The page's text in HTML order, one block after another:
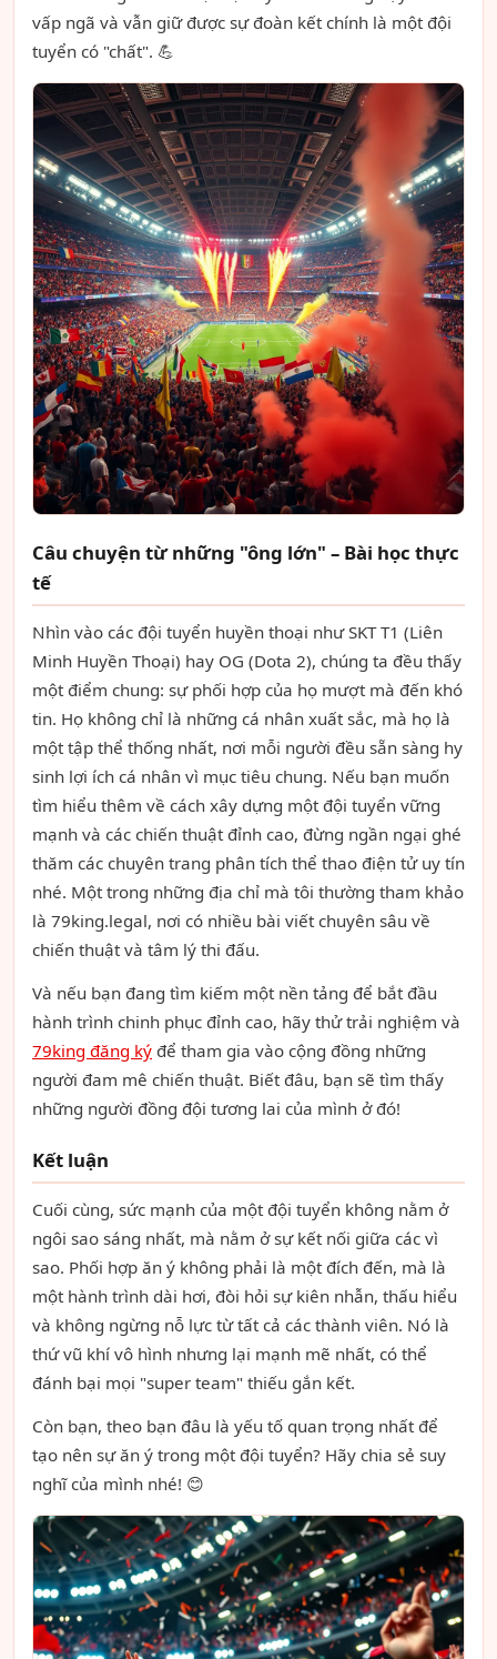
vấp ngã và vẫn giữ được sự đoàn kết chính là một đội
tuyển có "chất". 💪
Câu chuyện từ những "ông lớn" – Bài học thực
tế
Nhìn vào các đội tuyển huyền thoại như SKT T1 (Liên
Minh Huyền Thoại) hay OG (Dota 2), chúng ta đều thấy
một điểm chung: sự phối hợp của họ mượt mà đến khó
tin. Họ không chỉ là những cá nhân xuất sắc, mà họ là
một tập thể thống nhất, nơi mỗi người đều sẵn sàng hy
sinh lợi ích cá nhân vì mục tiêu chung. Nếu bạn muốn
tìm hiểu thêm về cách xây dựng một đội tuyển vững
mạnh và các chiến thuật đỉnh cao, đừng ngần ngại ghé
thăm các chuyên trang phân tích thể thao điện tử uy tín
nhé. Một trong những địa chỉ mà tôi thường tham khảo
là 79king.legal, nơi có nhiều bài viết chuyên sâu về
chiến thuật và tâm lý thi đấu.
Và nếu bạn đang tìm kiếm một nền tảng để bắt đầu
hành trình chinh phục đỉnh cao, hãy thử trải nghiệm và
79king đăng ký để tham gia vào cộng đồng những
người đam mê chiến thuật. Biết đâu, bạn sẽ tìm thấy
những người đồng đội tương lai của mình ở đó!
Kết luận
Cuối cùng, sức mạnh của một đội tuyển không nằm ở
ngôi sao sáng nhất, mà nằm ở sự kết nối giữa các vì
sao. Phối hợp ăn ý không phải là một đích đến, mà là
một hành trình dài hơi, đòi hỏi sự kiên nhẫn, thấu hiểu
và không ngừng nỗ lực từ tất cả các thành viên. Nó là
thứ vũ khí vô hình nhưng lại mạnh mẽ nhất, có thể
đánh bại mọi "super team" thiếu gắn kết.
Còn bạn, theo bạn đâu là yếu tố quan trọng nhất để
tạo nên sự ăn ý trong một đội tuyển? Hãy chia sẻ suy
nghĩ của mình nhé! 😊